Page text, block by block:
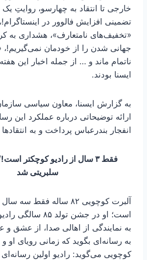
خارجی تا انتقاد به چهارسو، روایتِ
تضمینی افزایش فالوور در اینستاگرام!،
«تخفیف‌های نامتعارف»، هشداری به
جهانی شدن را از خودمان نمی‌گیریم!،
ناتمام ماند و … از جمله اخبار این
ایسنا بودند.
به گزارش ایسنا، معاون سیاسی
ارائه توضیحاتی درباره عملکرد این
انفجار بندرعباس پرداخت و به
فقط ۳ سال از رادیو کوچکتر
سلبریتی شد
آلبرت کوچویی ۸۲ ساله فقط
است؛ او در جشن تولد
به نمایندگی از اهالی صدا، از عشق و
به رسانه‌ای بگوید که زمانی رویای او
کوچویی می‌گوید: رادیو اولین رسانه‌ای